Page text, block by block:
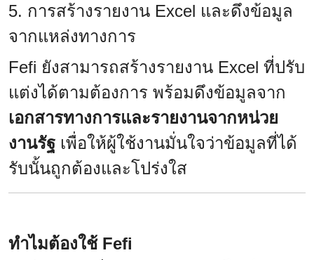
5. การสร้างรายงาน Excel และดึงข้อมูล
จากแหล่งทางการ
Fefi ยังสามารถสร้างรายงาน Excel ที่ปรับ
แต่งได้ตามต้องการ พร้อมดึงข้อมูลจาก
เอกสารทางการและรายงานจากหน่วย
งานรัฐ เพื่อให้ผู้ใช้งานมั่นใจว่าข้อมูลที่ได้
รับนั้นถูกต้องและโปร่งใส
ทำไมต้องใช้ Fefi